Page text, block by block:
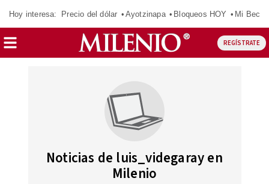
Hoy interesa: Precio del dólar Ayotzinapa Bloqueos HOY Mi Beca
REGÍSTRATE
Noticias de luis_videgaray en
Milenio